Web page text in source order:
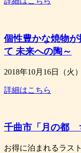
個性豊かな焼物
て 未来への陶～
2018年10月16日（火
詳細はこちら
千曲市「月の都
お得に泊まれるラス